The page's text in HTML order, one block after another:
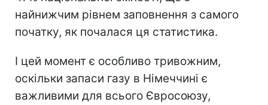
найнижчим рівнем заповнення з самого
початку, як почалася ця статистика.
І цей момент є особливо тривожним,
оскільки запаси газу в Німеччині є
важливими для всього Євросоюзу,